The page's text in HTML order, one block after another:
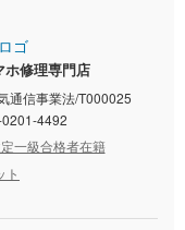
ホ修理専門店
通信事業法/T000025
4492
一級合格者在籍
ト